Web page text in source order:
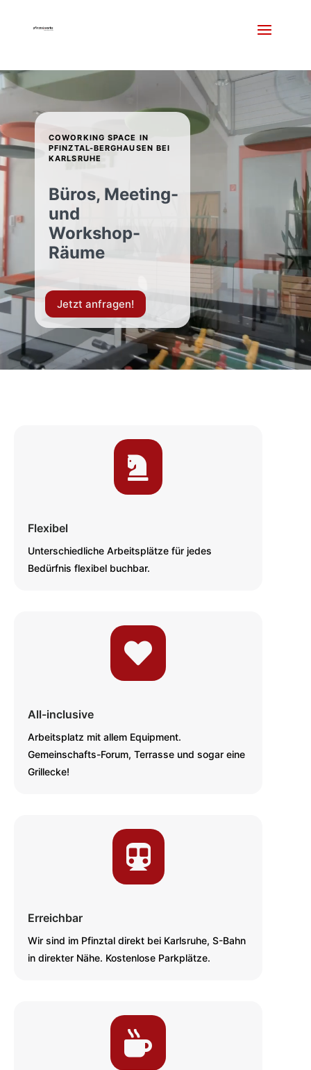
Video-
COWORKING SPACE IN
PFINZTAL-BERGHAUSEN BEI
KARLSRUHE
Büros, Meeting-
und
Workshop-
Räume
Jetzt anfragen!

Flexibel
Unterschiedliche Arbeitsplätze für jedes
Bedürfnis flexibel buchbar.

All-inclusive
Arbeitsplatz mit allem Equipment.
Gemeinschafts-Forum, Terrasse und sogar eine
Grillecke!

Erreichbar
Wir sind im Pfinztal direkt bei Karlsruhe, S-Bahn
in direkter Nähe. Kostenlose Parkplätze.
